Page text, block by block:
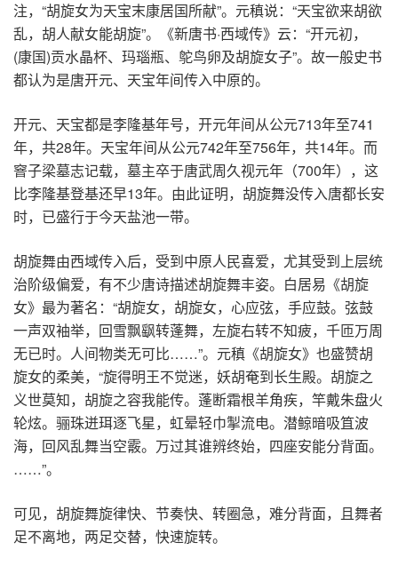
注，“胡旋女为天宝末康居国所献”。元稹说：“天宝欲来胡欲
乱，胡人献女能胡旋”。《新唐书·西域传》云：“开元初，
(康国)贡水晶杯、玛瑙瓶、鸵鸟卵及胡旋女子”。故一般史书
都认为是唐开元、天宝年间传入中原的。
开元、天宝都是李隆基年号，开元年间从公元713年至741
年，共28年。天宝年间从公元742年至756年，共14年。而
窨子梁墓志记载，墓主卒于唐武周久视元年（700年），这
比李隆基登基还早13年。由此证明，胡旋舞没传入唐都长安
时，已盛行于今天盐池一带。
胡旋舞由西域传入后，受到中原人民喜爱，尤其受到上层统
治阶级偏爱，有不少唐诗描述胡旋舞丰姿。白居易《胡旋
女》最为著名：“胡旋女，胡旋女，心应弦，手应鼓。弦鼓
一声双袖举，回雪飘飖转蓬舞，左旋右转不知疲，千匝万周
无已时。人间物类无可比……”。元稹《胡旋女》也盛赞胡
旋女的柔美，“旋得明王不觉迷，妖胡奄到长生殿。胡旋之
义世莫知，胡旋之容我能传。蓬断霜根羊角疾，竿戴朱盘火
轮炫。骊珠迸珥逐飞星，虹晕轻巾掣流电。潜鲸暗吸笡波
海，回风乱舞当空霰。万过其谁辨终始，四座安能分背面。
……”。
可见，胡旋舞旋律快、节奏快、转圈急，难分背面，且舞者
足不离地，两足交替，快速旋转。